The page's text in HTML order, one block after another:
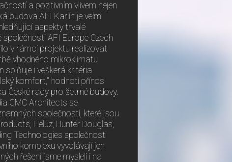
a pozitivním vlivem nejen
budova AFI Karlín je velmi
aspekty trvalé
společnosti AFI Europe Czech
v rámci projektu realizovat
vhodného mikroklimatu
splňuje i veškerá kritéria
komfort," hodnotí přínos
České rady pro šetrné budovy.
CMC Architects se
společností, které jsou
Heluz, Hunter Douglas,
Technologies společnosti
komplexu vyvolávají jen
řešení jsme mysleli i na